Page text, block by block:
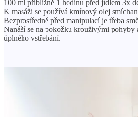
100 ml přibližně 1 hodinu před jídlem 3x
K masáži se používá kmínový olej
Bezprostředně před manipulací je třeba
Nanáší se na pokožku krouživými pohyby
úplného vstřebání.